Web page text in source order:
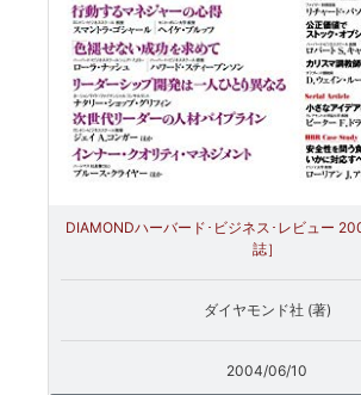
DIAMONDハーバード･ビジネス･レビュー
誌］
ダイヤモンド社 (著)
2004/06/10